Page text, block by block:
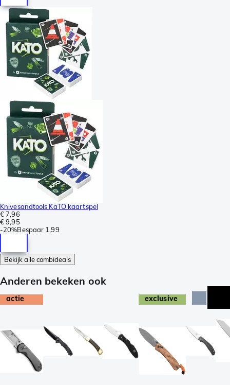
Knivesandtools KaTO kaartspel
€ 7,96
€ 9,95
-20%Bespaar 1,99
Bekijk alle combideals
Anderen bekeken ook
actie exclusive